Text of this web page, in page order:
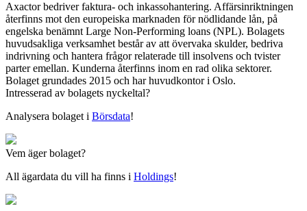
Axactor bedriver faktura- och inkassohantering. Affärsinriktningen
återfinns mot den europeiska marknaden för nödlidande lån, på
engelska benämnt Large Non-Performing loans (NPL). Bolagets
huvudsakliga verksamhet består av att övervaka skulder, bedriva
indrivning och hantera frågor relaterade till insolvens och tvister
parter emellan. Kunderna återfinns inom en rad olika sektorer.
Bolaget grundades 2015 och har huvudkontor i Oslo.
Intresserad av bolagets nyckeltal?
Analysera bolaget i Börsdata!
Vem äger bolaget?
All ägardata du vill ha finns i Holdings!